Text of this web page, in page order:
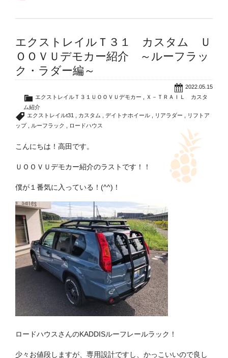
エクストレイルＴ３１ カスタム Ｕ
ＯＯＶＵデモカー紹介 ～ルーフラッ
ク・ラダー編～
2022.05.15
エクストレイルＴ３１ＵＯＯＶＵデモカー
Ｘ－ＴＲＡＩＬ カスタ
ム紹介
エクストレイルt31
カスタム デイトナホイール リアラダー
リフトア
ップ, ルーフラック ロードハウス
こんにちは！高田です。
ＵＯＯＶＵデモカー紹介のラストです！！
僕が１番気に入っている！(^^)！
ロードハウスさんのKADDISルーフレールラック！
少々お値段しますが、専用設計ですし、かっこいいので良し